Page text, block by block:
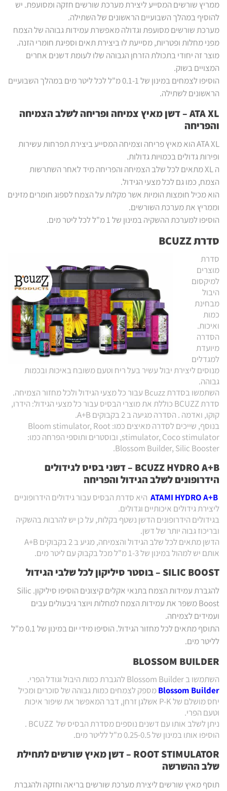
ממריץ שורשים המסייע ליצירת מערכת שורשים חזקה ומסועפת. יש
להוסיף במהלך השבועיים הראשונים של השתילה.
מערכת שורשים מסועפת וגדולה מאפשרת עמידות גבוהה של הצמח
מפני מחלות ופטריות, מסייעת לו ביצירת תאים וספיגת חומרי הזנה.
מוצר זה יחודי בתכולת הזרחן הגבוהה שלו לעומת דשנים אחרים
המצויים בשוק.
הוסיפו לצמחים במינון של 0.1-1 מ"ל לכל ליטר מים במהלך השבועיים
הראשונים לשתילה.
ATA XL – דשן מאיץ צמיחה ופריחה לשלב הצמיחה
והפריחה
ATA XL הוא מאיץ פריחה וצמיחה המסייע ביצירת תפרחות עשירות
ופירות גדולים בכמויות גדולות.
ה XL מתאים לכל שלב הצמיחה והפריחה מיד לאחר השתרשות
הצמח, כמו גם לכל מצעי הגידול.
הוא מכיל חומצות הומיות אשר מקלות על הצמח לספוג חומרים מזינים
וממריץ את מערכת השורשים.
הוסיפו למערכת ההשקיה במינון של 1 מ"ל לכל ליטר מים.
סדרתBCUZZ
סדרת
מוצרים
למיקסום
היבול
מבחינת
כמות
ואיכות.
הסדרה
מיועדת
למגדלים
מנוסים ליצירת יבול עשיר בעל ריח וטעם משובח באיכות ובכמות
גבוהה.
השתמשו בסדרת Bcuzz עבור כל מצעי הגידול ולכל מחזור הצמיחה.
סדרת BCUZZ כוללת את מוצרי הבסיס עבור כל מצעי הגידול: הידרו,
קוקו, ואדמה . הסדרה מגיעה ב 2 בקבוקים A+B.
בנוסף, שייכים לסדרה מאיצים כמו: Bloom stimulator, Root
stimulator, Coco stimulator, ובוסטרים ותוספי הפרחה כמו:
Blossom Builder, Silic Booster.
BCUZZ HYDRO A+B – דשני בסיס לגידולים
הידרופונים לשלב הגידול והפריחה
היא סדרת הבסיס עבור גידולים הידרופוניים
ליצירת גידולים איכותיים וגדולים.
בגידולים הידרופונים הדשן נשטף בקלות, על כן יש להרבות בהשקיה
ובריכוז גבוה יותר של דשן.
הדשן מתאים לכל שלב הגידול והצמיחה, מגיע ב 2 בקבוקים A+B
אותם יש למהול במינון של 1-3 מ"ל מכל בקבוק עם ליטר מים.
SILIC BOOST – בוסטר סיליקון לכל שלבי הגידול
להגברת עמידות הצמח בתנאי אקלים קיצונים הוסיפו סיליקון. Silic
Boost משפר את עמידות הצמח למחלות ויוצר גיבעולים עבים
ועמידים לצמיחה.
התוסף מתאים לכל מחזור הגידול. הוסיפו מידי יום במינון של 0.1 מ"ל
לליטר מים.
BLOSSOM BUILDER
השתמשו ב Blossom Builder להגברת כמות היבול וגודל הפרי.
Blossom Builderמספק לצמחים כמות גבוהה של סוכרים ומכיל
יחס מושלם של P-K אשלגן זרחן, דבר המאפשר את שיפור איכות
וטעם הפרי.
ניתן לשלב אותו עם דשנים נוספים מסדרת הבסיס של BCUZZ .
הוסיפו אותו במינון של 0.25-0.5 מ"ל לליטר מים.
ROOT STIMULATOR – דשן מאיץ שורשים לתחילת
שלב ההשרשה
תוסף מאיץ שורשים ליצירת מערכת שורשים בריאה וחזקה ולהגברת